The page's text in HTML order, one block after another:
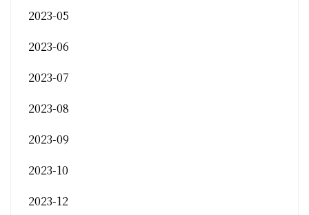
2023-05
2023-06
2023-07
2023-08
2023-09
2023-10
2023-12